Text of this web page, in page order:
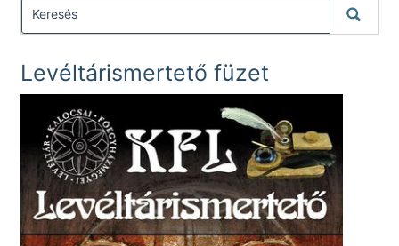
Levéltárismertető füzet